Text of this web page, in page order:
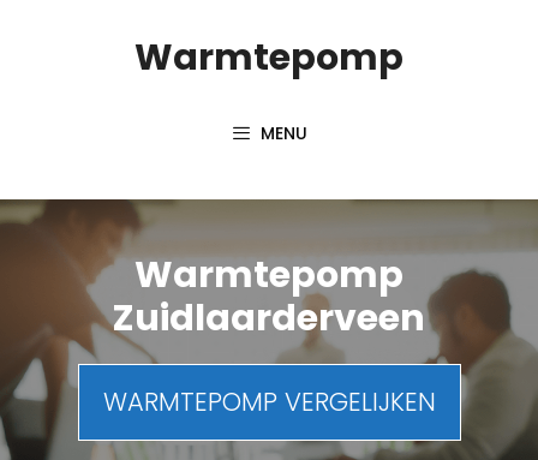
Warmtepomp
MENU
Warmtepomp
Zuidlaarderveen
WARMTEPOMP VERGELIJKEN